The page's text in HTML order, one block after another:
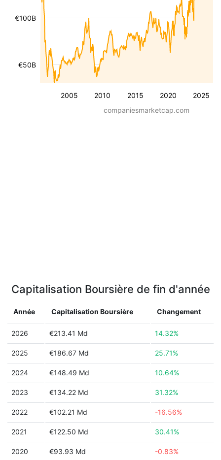
2005 2010 2015 2020 2025
€50B
€100B
companiesmarketcap.com
Capitalisation Boursière de fin d'année
Année Capitalisation Boursière Changement
2026 €213.41 Md 14.32%
2025 €186.67 Md 25.71%
2024 €148.49 Md 10.64%
2023 €134.22 Md 31.32%
2022 €102.21 Md -16.56%
2021 €122.50 Md 30.41%
2020 €93.93 Md -0.83%